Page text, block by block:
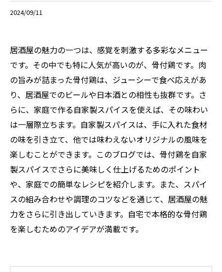
2024/09/11
居酒屋の魅力の一つは、感覚を刺激する多彩なメニュー
です。その中でも特に人気が高いのが、骨付鶏です。肉
の旨みが詰まった骨付鶏は、ジューシーで食べ応えがあ
り、居酒屋でのビールや日本酒との相性も抜群です。さ
らに、家庭で作る自家製スパイスを使えば、その味わい
は一層際立ちます。自家製スパイスは、手に入れた食材
の味を引き立て、他では味わえないオリジナルの風味を
楽しむことができます。このブログでは、骨付鶏を自家
製スパイスでさらに美味しく仕上げるためのポイント
や、家庭での簡単なレシピを紹介します。また、スパイ
スの組み合わせや調理のコツなどを通じて、居酒屋の魅
力をさらに引き出していきます。自宅で本格的な骨付鶏
を楽しむためのアイデアが満載です。